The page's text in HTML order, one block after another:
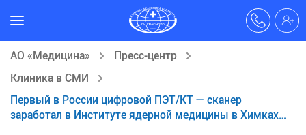
АО «Медицина»
Пресс-центр
Клиника в СМИ
Первый в России цифровой ПЭТ/КТ — сканер
заработал в Институте ядерной медицины в Химках…